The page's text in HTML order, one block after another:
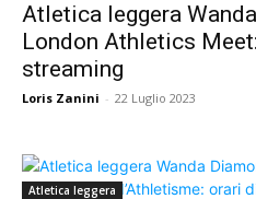
Atletica leggera
London Athletics
streaming
Loris Zanini - 22 Luglio 2023
Atletica leggera